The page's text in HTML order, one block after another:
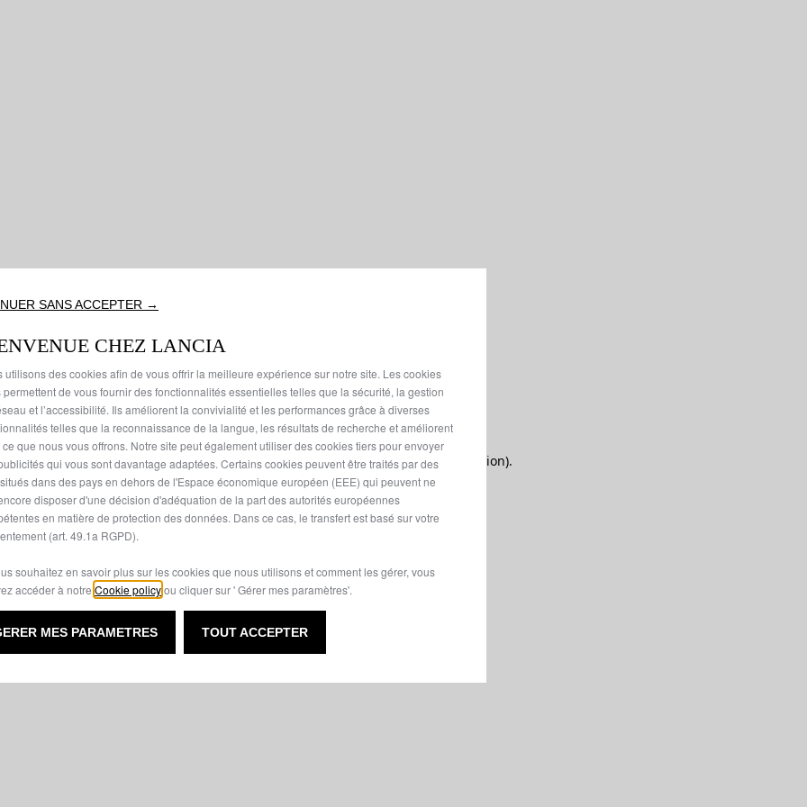
client-side exception has occurred (see the browser console for more information).
SANS ACCEPTER →
CHEZ LANCIA
utilisons des cookies afin de vous offrir la meilleure expérience sur notre site. Les cookies
permettent de vous fournir des fonctionnalités essentielles telles que la sécurité, la gestion
et l’accessibilité. Ils améliorent la convivialité et les performances grâce à diverses
telles que la reconnaissance de la langue, les résultats de recherche et améliorent
que nous vous offrons. Notre site peut également utiliser des cookies tiers pour envoyer
qui vous sont davantage adaptées. Certains cookies peuvent être traités par des
dans des pays en dehors de l'Espace économique européen (EEE) qui peuvent ne
disposer d'une décision d'adéquation de la part des autorités européennes
en matière de protection des données. Dans ce cas, le transfert est basé sur votre
(art. 49.1a RGPD).
souhaitez en savoir plus sur les cookies que nous utilisons et comment les gérer, vous
accéder à notre Cookie policyou cliquer sur ' Gérer mes paramètres'.
GERER MES PARAMETRES TOUT ACCEPTER